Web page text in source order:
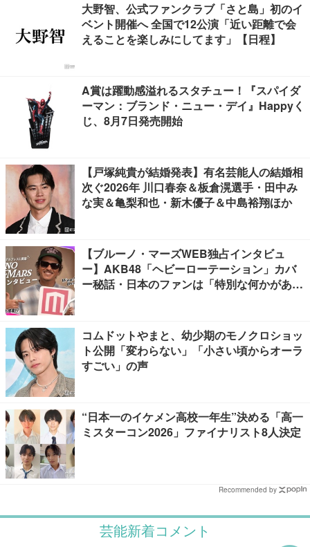
大野智、公式ファンクラブ「さと島」初のイ
ベント開催へ 全国で12公演「近い距離で会
えることを楽しみにしてます」【日程】
A賞は躍動感溢れるスタチュー！『スパイダ
ーマン：ブランド・ニュー・デイ』Happyく
じ、8月7日発売開始
【戸塚純貴が結婚発表】有名芸能人の結婚相
次ぐ2026年 川口春奈＆板倉滉選手・田中み
な実＆亀梨和也・新木優子＆中島裕翔ほか
【ブルーノ・マーズWEB独占インタビュ
ー】AKB48「ヘビーローテーション」カバ
ー秘話・日本のファンは「特別な何かがあ
コムドットやまと、幼少期のモノクロショッ
ト公開「変わらない」「小さい頃からオーラ
すごい」の声
“日本一のイケメン高校一年生”決める「高一
ミスターコン2026」ファイナリスト8人決定
Recommended by